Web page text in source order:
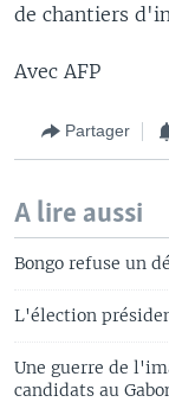
de chantiers
Avec AFP
Partager
A lire aussi
Bongo refuse un
L'élection
Une guerre de
candidats au